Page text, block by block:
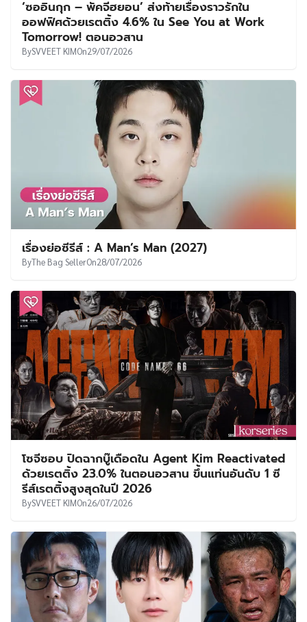
‘ซออินกุก – พัคจีฮยอน’ ส่งท้ายเรื่องราวรักใน
ออฟฟิศด้วยเรตติ้ง 4.6% ใน See You at Work
Tomorrow! ตอนอวสาน
BySVVEET KIMOn29/07/2026
เรื่องย่อซีรีส์ : A Man’s Man (2027)
ByThe Bag SellerOn28/07/2026
โซจีซอบ ปิดฉากบู๊เดือดใน Agent Kim Reactivated
ด้วยเรตติ้ง 23.0% ในตอนอวสาน ขึ้นแท่นอันดับ 1 ซี
รีส์เรตติ้งสูงสุดในปี 2026
BySVVEET KIMOn26/07/2026